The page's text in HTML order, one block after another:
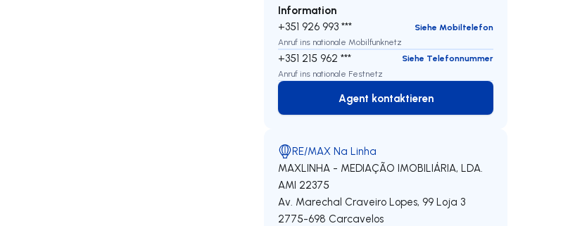
Information
+351 926 993 ***
Siehe Mobiltelefon
Anruf ins nationale Mobilfunknetz
+351 215 962 ***
Siehe Telefonnummer
Anruf ins nationale Festnetz
Agent kontaktieren
Agent kontaktieren
RE/MAX Na Linha
MAXLINHA - MEDIAÇÃO IMOBILIÁRIA, LDA.
AMI 22375
Av. Marechal Craveiro Lopes, 99 Loja 3
2775-698 Carcavelos